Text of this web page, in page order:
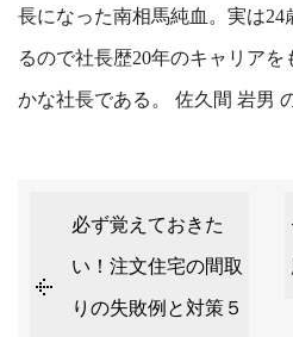
長になった南相馬純血。実は
るので社長歴20年のキャリア
かな社長である。 佐久間 岩男
必ず覚えておきた
い！注文住宅の間取
りの失敗例と対策５